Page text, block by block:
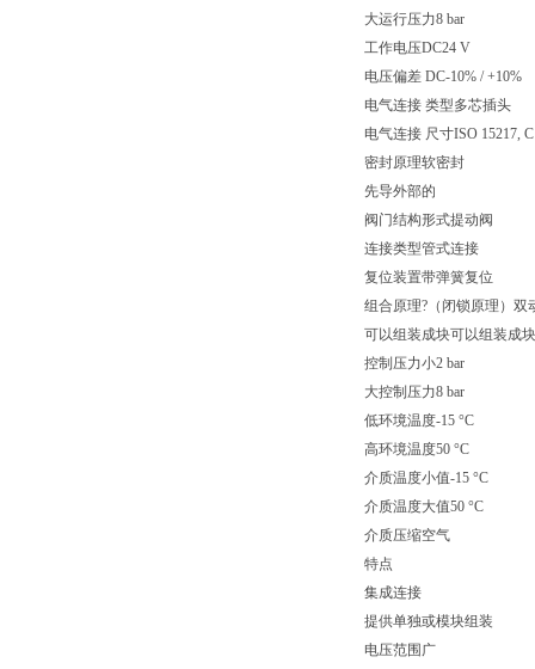
大运行压力8 bar
工作电压DC24 V
电压偏差 DC-10% / +10%
电气连接 类型多芯插头
电气连接 尺寸ISO 15217,
密封原理软密封
先导外部的
阀门结构形式提动阀
连接类型管式连接
复位装置带弹簧复位
组合原理?（闭锁原理）双
可以组装成块可以组装成块
控制压力小2 bar
大控制压力8 bar
低环境温度-15 °C
高环境温度50 °C
介质温度小值-15 °C
介质温度大值50 °C
介质压缩空气
特点
集成连接
提供单独或模块组装
电压范围广